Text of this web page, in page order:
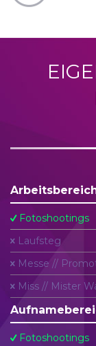
Fotoshootings
Laufsteg
Messe //
Miss // Mister
Fotoshootings